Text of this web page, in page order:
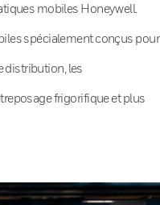
mobiles Honeywell.
spécialement conçus pour
distribution, les
frigorifique et plus